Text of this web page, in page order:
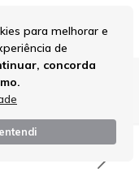
para melhorar e
de
concorda